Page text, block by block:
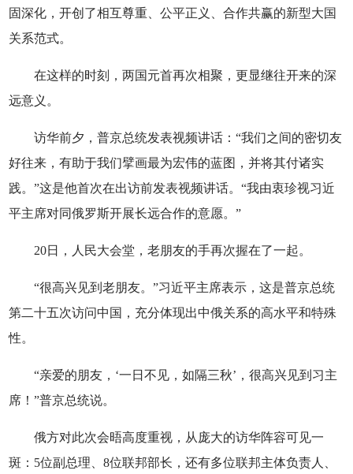
固深化，开创了相互尊重、公平正义、合作共赢的新型大国
关系范式。
在这样的时刻，两国元首再次相聚，更显继往开来的深
远意义。
访华前夕，普京总统发表视频讲话：“我们之间的密切友
好往来，有助于我们擘画最为宏伟的蓝图，并将其付诸实
践。”这是他首次在出访前发表视频讲话。“我由衷珍视习近
平主席对同俄罗斯开展长远合作的意愿。”
20日，人民大会堂，老朋友的手再次握在了一起。
“很高兴见到老朋友。”习近平主席表示，这是普京总统
第二十五次访问中国，充分体现出中俄关系的高水平和特殊
性。
“亲爱的朋友，‘一日不见，如隔三秋’，很高兴见到习主
席！”普京总统说。
俄方对此次会晤高度重视，从庞大的访华阵容可见一
斑：5位副总理、8位联邦部长，还有多位联邦主体负责人、